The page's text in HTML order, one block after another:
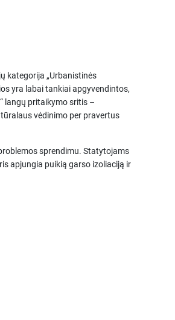
kategorija „Urbanistinės
yra labai tankiai apgyvendintos,
langų pritaikymo sritis –
vėdinimo per pravertus
sprendimu. Statytojams
apjungia puikią garso izoliaciją ir